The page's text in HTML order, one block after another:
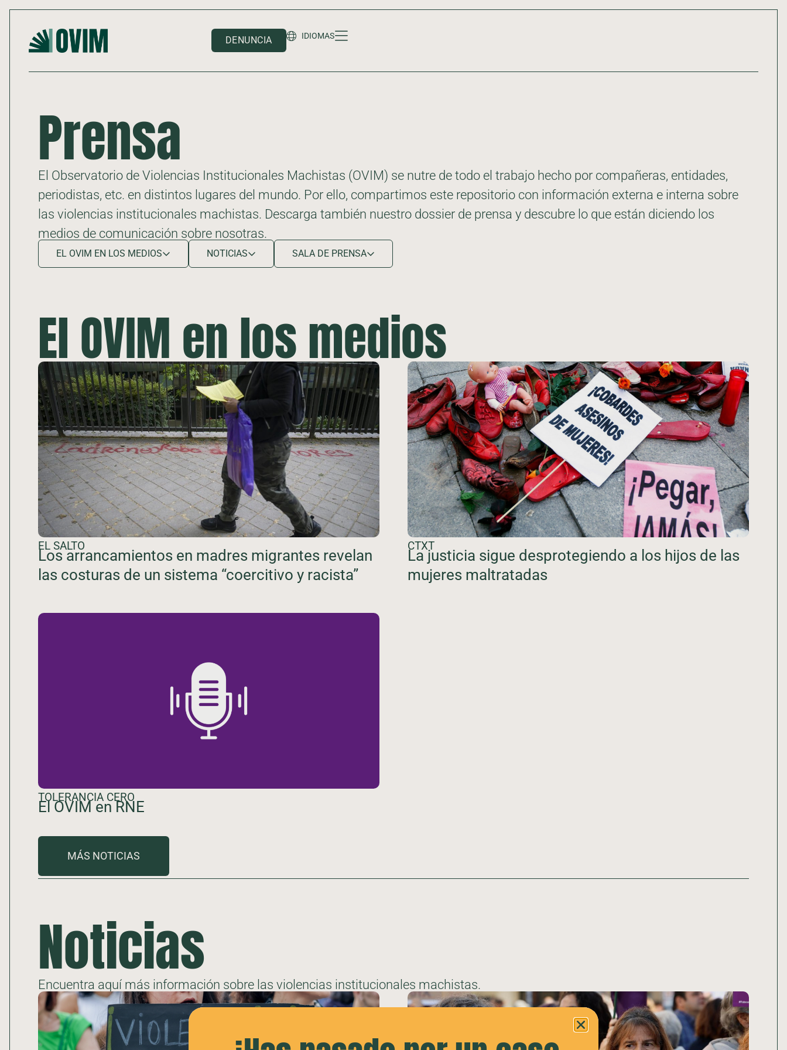
DENUNCIA IDIOMAS
Prensa
El Observatorio de Violencias Institucionales Machistas (OVIM) se nutre de todo el trabajo hecho por compañeras, entidades,
periodistas, etc. en distintos lugares del mundo. Por ello, compartimos este repositorio con información externa e interna sobre
las violencias institucionales machistas. Descarga también nuestro dossier de prensa y descubre lo que están diciendo los
medios de comunicación sobre nosotras.
EL OVIM EN LOS MEDIOS NOTICIAS SALA DE PRENSA
El OVIM en los medios
EL SALTO
Los arrancamientos en madres migrantes revelan
las costuras de un sistema “coercitivo y racista”
CTXT
La justicia sigue desprotegiendo a los hijos de las
mujeres maltratadas
TOLERANCIA CERO
El OVIM en RNE
MÁS NOTICIAS
Noticias
Encuentra aquí más información sobre las violencias institucionales machistas.